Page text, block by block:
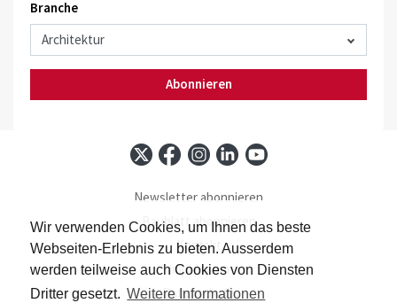
Wir verwenden Cookies, um Ihnen das beste
Webseiten-Erlebnis zu bieten. Ausserdem
werden teilweise auch Cookies von Diensten
Dritter gesetzt. Weitere Informationen
Branche
Abonnieren
Newsletter abonnieren
Baublatt abonnieren
Kontakt
Impressum
Datenschutz